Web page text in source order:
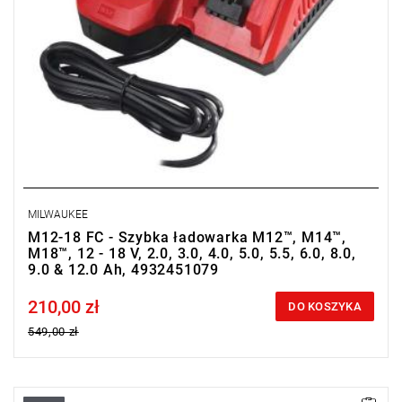
MILWAUKEE
M12-18 FC - Szybka ładowarka M12™, M14™,
M18™, 12 - 18 V, 2.0, 3.0, 4.0, 5.0, 5.5, 6.0, 8.0,
9.0 & 12.0 Ah, 4932451079
Price tax included
210,00 zł
549,00 zł
DO KOSZYKA